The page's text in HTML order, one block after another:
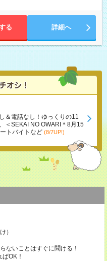
る 詳細へ
＆電話なし！ゆっくりの11
＜SEKAI NO OWARI＊8月15
トバイトなど (8/7UP!)
）
ないことはすぐに聞ける！
OK！